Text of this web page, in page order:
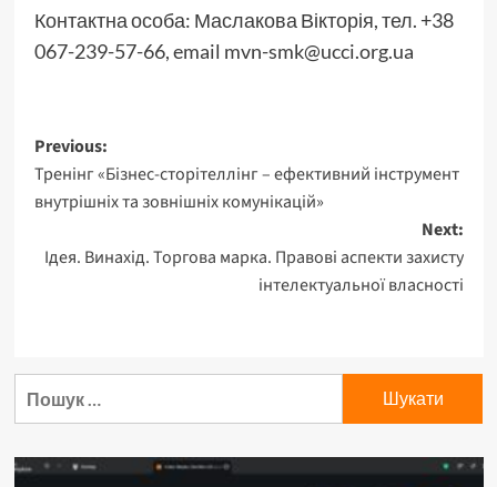
Контактна особа: Маслакова Вікторія, тел. +38
067-239-57-66, email mvn-smk@ucci.org.ua
Post
navigation
Previous:
Тренінг «Бізнес-сторітеллінг – ефективний інструмент
внутрішніх та зовнішніх комунікацій»
Next:
Ідея. Винахід. Торгова марка. Правові аспекти захисту
інтелектуальної власності